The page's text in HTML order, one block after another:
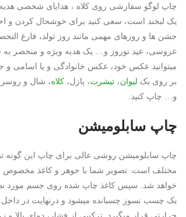
چاپ لوگو سفارشی روی کلاه ، هدایای شخصی هدیه
یک لبخند است، سعی کنید برای خوشحال کردن و
جشن ها و روزهای مهمی مانند روز تولد، فارغ
عروسی، عید نوروز و… یک هدیه ویژه و منحصر به
میتوانید عکس خود، عکس خانوادگی و یا اسامی و
بر روی یک لیوان، تیشرت، پازل، کلاه، شال و
و… چاپ کنید.
چاپ سابلومیشن
چاپ سابلومیشن روشی عالی برای چاپ این گونه
مختلف است. تصویر شما با جوهر و کاغذ مخصوص
خواهد شد. سپس کاغذ چاپ شده روی جسم مورد
یک چسب نسوز چسبانده میشود و درنهایت در